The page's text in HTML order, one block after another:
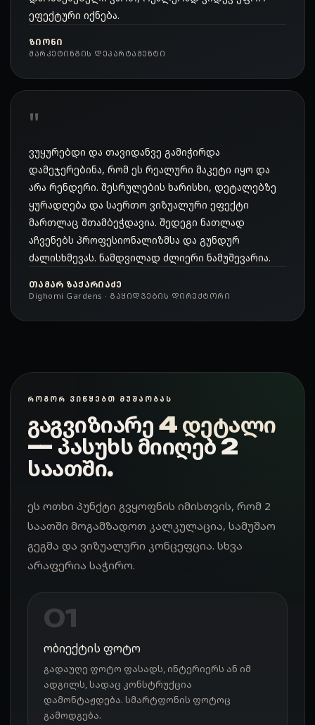
ეფექტური იქნება.
ᲖᲘᲝᲜᲘ
ᲛᲐᲠᲙᲔᲢᲘᲜᲒᲘᲡ ᲓᲔᲞᲐᲠᲢᲐᲛᲔᲜᲢᲘ
ვუყურებდი და თავიდანვე გამიჭირდა
დამეჯერებინა, რომ ეს რეალური მაკეტი იყო და
არა რენდერი. შესრულების ხარისხი, დეტალებზე
ყურადღება და საერთო ვიზუალური ეფექტი
მართლაც შთამბეჭდავია. შედეგი ნათლად
აჩვენებს პროფესიონალიზმსა და გუნდურ
ძალისხმევას. ნამდვილად ძლიერი ნამუშევარია.
ᲗᲐᲛᲐᲠ ᲖᲐᲥᲐᲠᲘᲐᲫᲔ
Dighomi Gardens · ᲒᲐᲧᲘᲓᲕᲔᲑᲘᲡ ᲓᲘᲠᲔᲥᲢᲝᲠᲘ
ᲠᲝᲒᲝᲠ ᲕᲘᲬᲧᲔᲑᲗ ᲛᲣᲨᲐᲝᲑᲐᲡ
გაგვიზიარე 4 დეტალი
— პასუხს მიიღებ 2
საათში.
ეს ოთხი პუნქტი გვყოფნის იმისთვის, რომ 2
საათში მოგამზადოთ კალკულაცია, სამუშაო
გეგმა და ვიზუალური კონცეფცია. სხვა
არაფერია საჭირო.
01
ობიექტის ფოტო
გადაუღე ფოტო ფასადს, ინტერიერს ან იმ
ადგილს, სადაც კონსტრუქცია
დამონტაჟდება. სმარტფონის ფოტოც
გამოდგება.